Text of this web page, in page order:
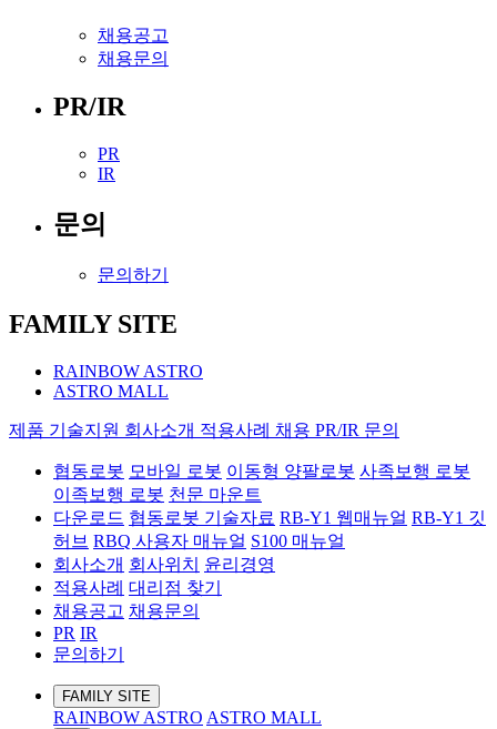
채용공고
채용문의
PR/IR
PR
IR
문의
문의하기
FAMILY SITE
RAINBOW ASTRO
ASTRO MALL
제품 기술지원 회사소개 적용사례 채용 PR/IR 문의
협동로봇 모바일 로봇 이동형 양팔로봇 사족보행 로봇
이족보행 로봇 천문 마운트
다운로드 협동로봇 기술자료 RB-Y1 웹매뉴얼 RB-Y1 깃
허브 RBQ 사용자 매뉴얼 S100 매뉴얼
회사소개 회사위치
윤리경영
적용사례 대리점 찾기
채용공고 채용문의
PR IR
문의하기
FAMILY SITE
RAINBOW ASTRO ASTRO MALL